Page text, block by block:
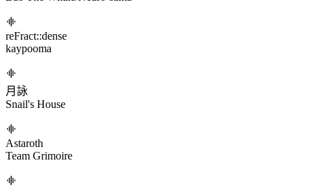
Moe Phonk
Gaiyu
əachøther
log()
Bloom in Two
tailspun